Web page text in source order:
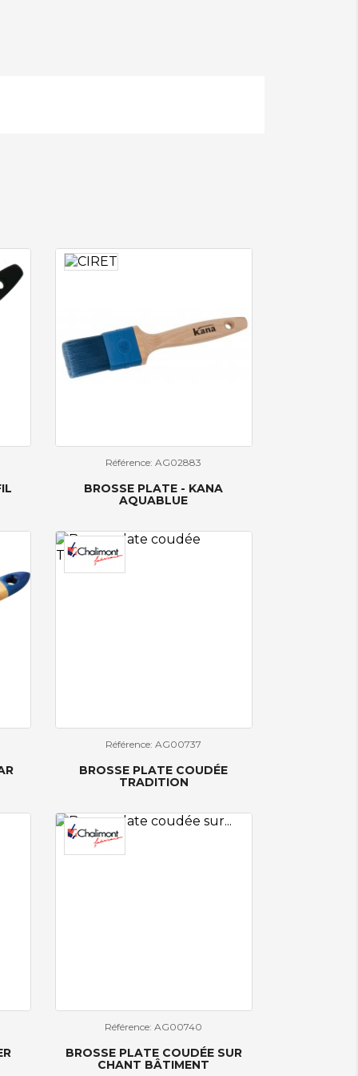
Référence: AG02883
BROSSE PLATE - KANA
AQUABLUE
Référence: AG00737
BROSSE PLATE COUDÉE
TRADITION
Référence: AG00740
BROSSE PLATE COUDÉE SUR
CHANT BÂTIMENT